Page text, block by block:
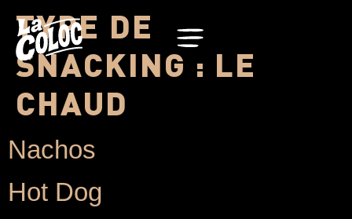
TYPE DE
SNACKING : LE
CHAUD
Nachos
Hot Dog